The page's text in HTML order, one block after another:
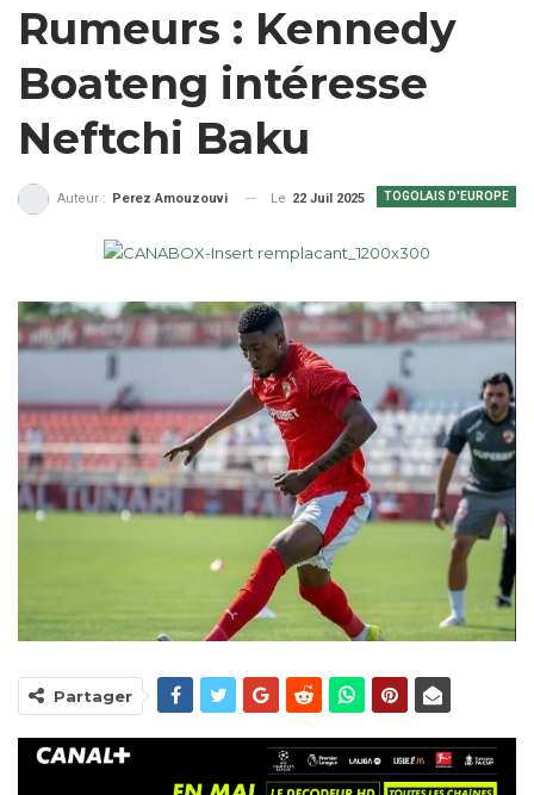
Rumeurs : Kennedy
Boateng intéresse
Neftchi Baku
TOGOLAIS D'EUROPE
Auteur : Perez Amouzouvi Le 22 Juil 2025
Partager